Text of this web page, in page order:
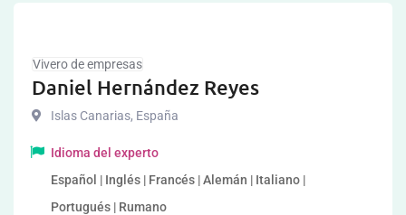
Vivero de empresas
Daniel Hernández Reyes
Islas Canarias, España
Idioma del experto
Español | Inglés | Francés | Alemán | Italiano |
Portugués | Rumano